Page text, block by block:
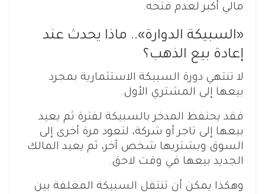
مالي أكبر لعدم فتحه.
«السبيكة الدوارة».. ماذا يحدث عند
إعادة بيع الذهب؟
لا تنتهي دورة السبيكة الاستثمارية بمجرد
بيعها إلى المشتري الأول.
فقد يحتفظ المدخر بالسبيكة لفترة ثم يعيد
بيعها إلى تاجر أو شركة، لتعود مرة أخرى إلى
السوق ويشتريها شخص آخر، ثم يعيد المالك
الجديد بيعها في وقت لاحق.
وهكذا يمكن أن تنتقل السبيكة المغلفة بين